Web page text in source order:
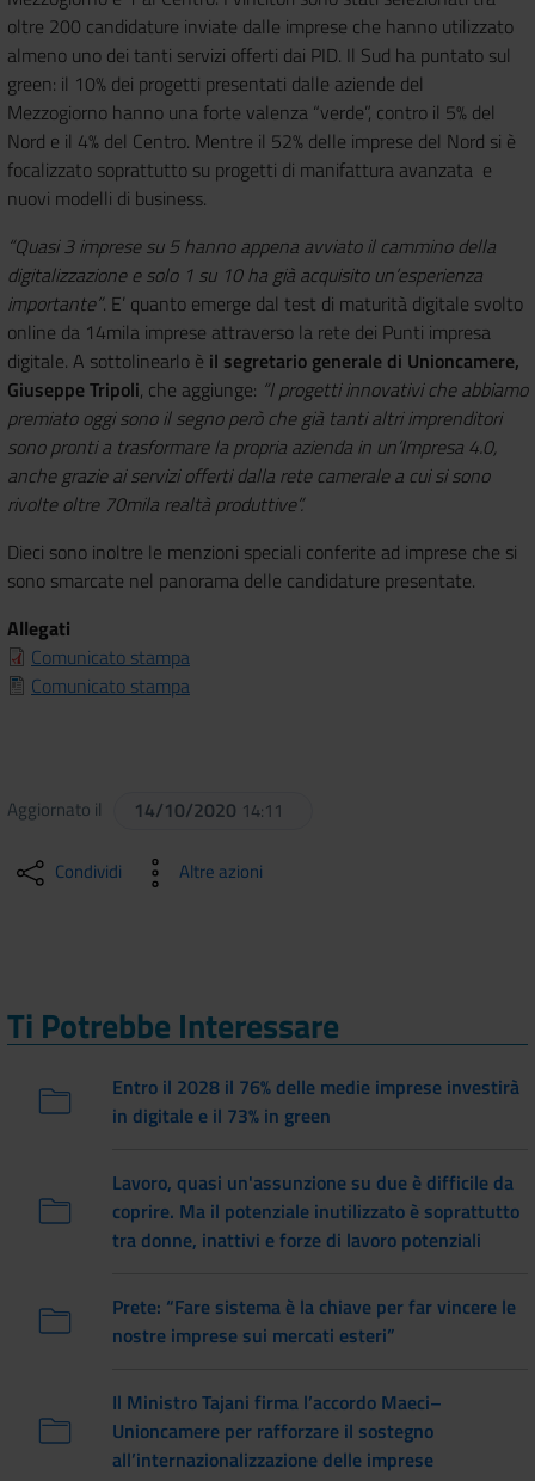
oltre 200 candidature inviate dalle imprese che hanno utilizzato
almeno uno dei tanti servizi offerti dai PID. Il Sud ha puntato sul
green: il 10% dei progetti presentati dalle aziende del
Mezzogiorno hanno una forte valenza “verde”, contro il 5% del
Nord e il 4% del Centro. Mentre il 52% delle imprese del Nord si è
focalizzato soprattutto su progetti di manifattura avanzata e
nuovi modelli di business.
“Quasi 3 imprese su 5 hanno appena avviato il cammino della
digitalizzazione e solo 1 su 10 ha già acquisito un’esperienza
importante”. E’ quanto emerge dal test di maturità digitale svolto
online da 14mila imprese attraverso la rete dei Punti impresa
digitale. A sottolinearlo è il segretario generale di Unioncamere,
Giuseppe Tripoli, che aggiunge: “I progetti innovativi che abbiamo
premiato oggi sono il segno però che già tanti altri imprenditori
sono pronti a trasformare la propria azienda in un’Impresa 4.0,
anche grazie ai servizi offerti dalla rete camerale a cui si sono
rivolte oltre 70mila realtà produttive”.
Dieci sono inoltre le menzioni speciali conferite ad imprese che si
sono smarcate nel panorama delle candidature presentate.
Allegati
Comunicato stampa
Comunicato stampa
Aggiornato il 14/10/2020 14:11
Condividi Altre azioni
Ti Potrebbe Interessare
Entro il 2028 il 76% delle medie imprese investirà
in digitale e il 73% in green
Lavoro, quasi un'assunzione su due è difficile da
coprire. Ma il potenziale inutilizzato è soprattutto
tra donne, inattivi e forze di lavoro potenziali
Prete: “Fare sistema è la chiave per far vincere le
nostre imprese sui mercati esteri”
Il Ministro Tajani firma l’accordo Maeci–
Unioncamere per rafforzare il sostegno
all’internazionalizzazione delle imprese